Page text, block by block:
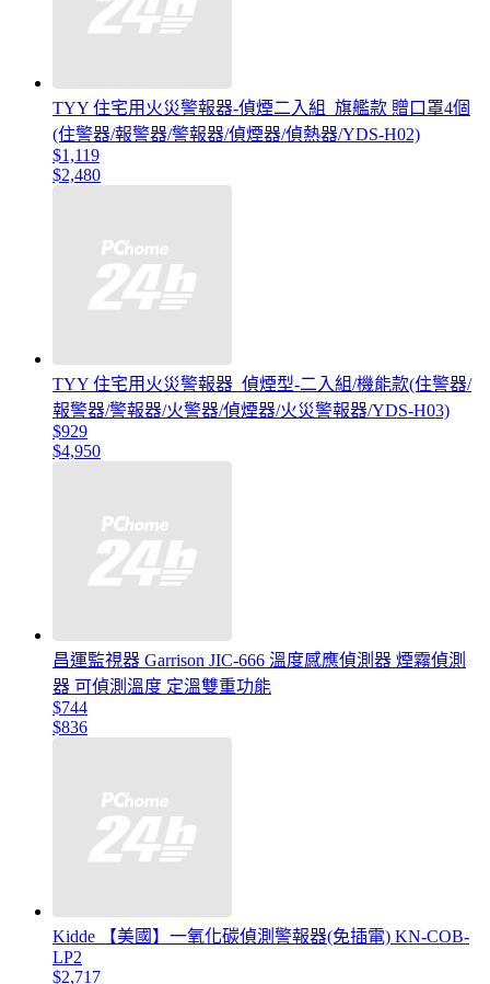
TYY 住宅用火災警報器-偵煙二入組_旗艦款 贈口罩4個
(住警器/報警器/警報器/偵煙器/偵熱器/YDS-H02)
$1,119
$2,480
TYY 住宅用火災警報器_偵煙型-二入組/機能款(住警器/
報警器/警報器/火警器/偵煙器/火災警報器/YDS-H03)
$929
$4,950
昌運監視器 Garrison JIC-666 溫度感應偵測器 煙霧偵測
器 可偵測溫度 定溫雙重功能
$744
$836
Kidde 【美國】一氧化碳偵測警報器(免插電) KN-COB-
LP2
$2,717